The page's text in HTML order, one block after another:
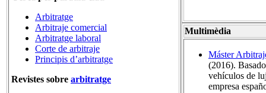
Arbitratge
Arbitraje comercial
Arbitratge laboral
Corte de arbitraje
Principis d’arbitratge
Revistes sobre arbitratge
Multimèdia
Máster
(2016).
vehículos de
empresa